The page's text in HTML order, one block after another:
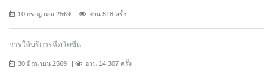
10 กรกฎาคม 2569 อ่าน 518 ครั้ง
การให้บริการฉีดวัคซีน
30 มิถุนายน 2569 อ่าน 14,307 ครั้ง